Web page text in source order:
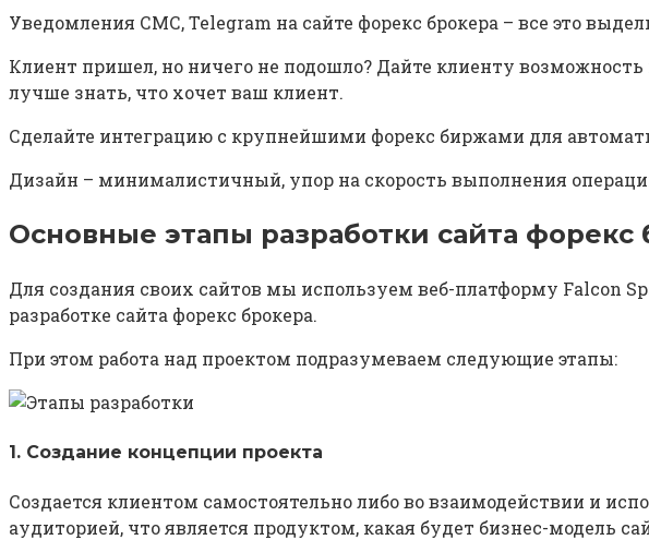
Уведомления СМС, Telegram на сайте форекс брокера – все это
Клиент пришел, но ничего не подошло? Дайте клиенту
лучше знать, что хочет ваш клиент.
Сделайте интеграцию с крупнейшими форекс биржами для
Дизайн – минималистичный, упор на скорость выполнения
Основные этапы разработки сайта форекс
Для создания своих сайтов мы используем веб-платформу Falcon
разработке сайта форекс брокера.
При этом работа над проектом подразумеваем следующие этапы:
1. Создание концепции проекта
Создается клиентом самостоятельно либо во взаимодействии и
аудиторией, что является продуктом, какая будет бизнес-модель